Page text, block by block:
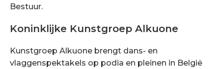
Bestuur.
Koninklijke Kunstgroep Alkuone
Kunstgroep Alkuone brengt dans- en
vlaggenspektakels op podia en pleinen in België